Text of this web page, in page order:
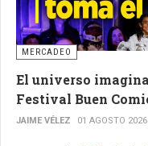
digitales y nuevas
los creadores de
MERCADEO
El universo
Festival Buen
JAIME VÉLEZ 01 AGOSTO 2026